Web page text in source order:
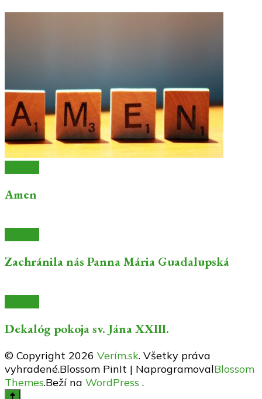
Amen
Zachránila nás Panna Mária Guadalupská
Dekalóg pokoja sv. Jána XXIII.
© Copyright 2026 Verím.sk. Všetky práva
vyhradené.Blossom PinIt | NaprogramovalBlossom
Themes.Beží na WordPress .